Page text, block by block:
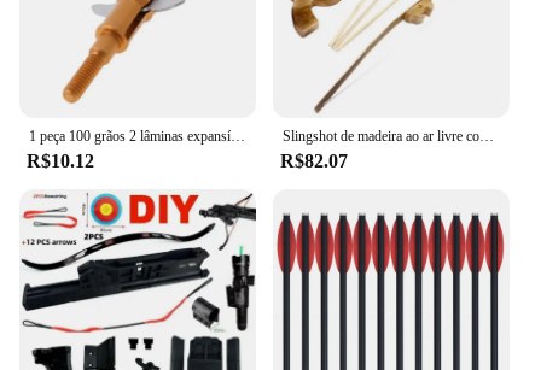
R$10.12
Slingshot de madeira ao ar livre com arco e flecha, arco e flecha brinquedos, adequado para pais e filhos, jogos ao ar livre
R$82.07